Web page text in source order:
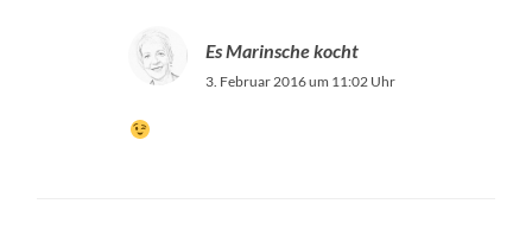
Es Marinsche kocht
3. Februar 2016 um 11:02 Uhr